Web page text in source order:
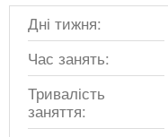
Дні тижня:
Час занять:
Тривалість
заняття: